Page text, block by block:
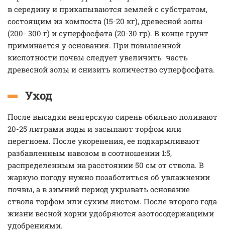
в середину и прикапываются землей с субстратом,
состоящим из компоста (15-20 кг), древесной золы
(200- 300 г) и суперфосфата (20-30 гр). В конце грунт
приминается у основания. При повышенной
кислотности почвы следует увеличить часть
древесной золы и снизить количество суперфосфата.
Уход
После высадки венгерскую сирень обильно поливают
20-25 литрами воды и засыпают торфом или
перегноем. После укоренения, ее подкармливают
разбавленным навозом в соотношении 1:5,
распределенным на расстоянии 50 см от ствола. В
жаркую погоду нужно позаботиться об увлажнении
почвы, а в зимний период укрывать основание
ствола торфом или сухим листом. После второго года
жизни весной корни удобряются азотосодержащими
удобрениями.